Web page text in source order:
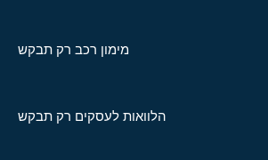
מימון רכב רק תבקש
הלוואות לעסקים רק תבקש